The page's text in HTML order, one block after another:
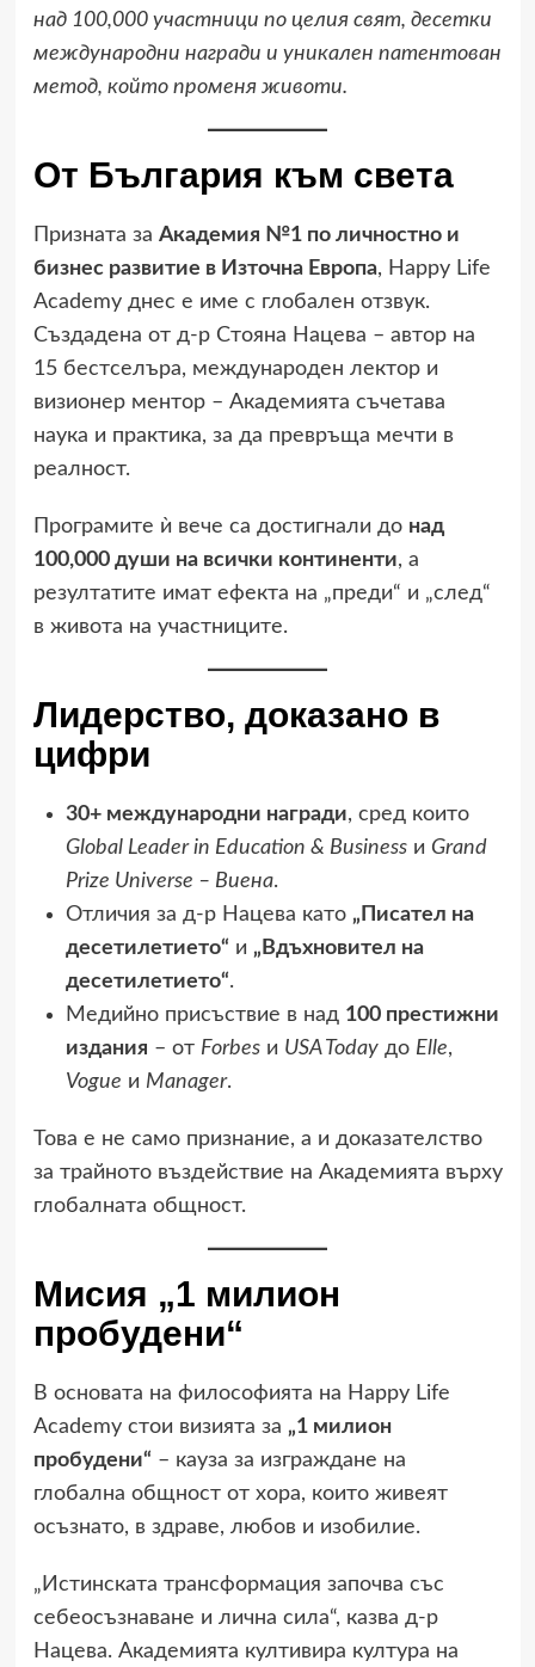
над 100,000 участници по целия свят, десетки
международни награди и уникален патентован
метод, който променя животи.
От България към света
Призната за Академия №1 по личностно и
бизнес развитие в Източна Европа, Happy Life
Academy днес е име с глобален отзвук.
Създадена от д-р Стояна Нацева – автор на
15 бестселъра, международен лектор и
визионер ментор – Академията съчетава
наука и практика, за да превръща мечти в
реалност.
Програмите ѝ вече са достигнали до над
100,000 души на всички континенти, а
резултатите имат ефекта на „преди“ и „след“
в живота на участниците.
Лидерство, доказано в
цифри
30+ международни награди, сред които
Global Leader in Education & Businessи Grand
Prize Universe – Виена.
Отличия за д-р Нацева като „Писател на
десетилетието“ и „Вдъхновител на
десетилетието“.
Медийно присъствие в над 100 престижни
издания – от Forbesи USA Todayдо Elle,
Vogue и Manager.
Това е не само признание, а и доказателство
за трайното въздействие на Академията върху
глобалната общност.
Мисия „1 милион
пробудени“
В основата на философията на Happy Life
Academy стои визията за „1 милион
пробудени“ – кауза за изграждане на
глобална общност от хора, които живеят
осъзнато, в здраве, любов и изобилие.
„Истинската трансформация започва със
себеосъзнаване и лична сила“, казва д-р
Нацева. Академията култивира култура на